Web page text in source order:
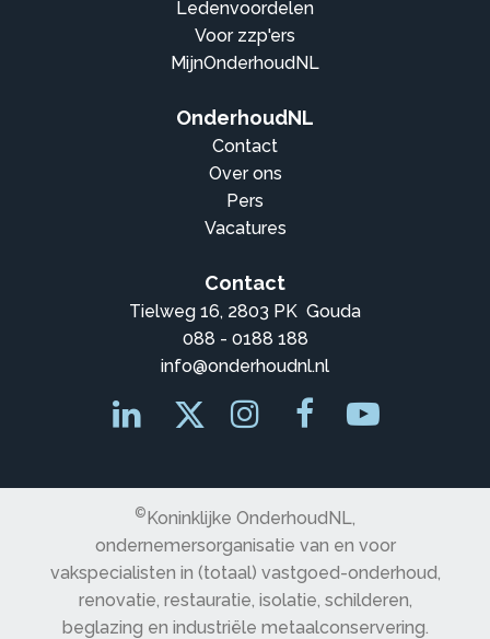
Ledenvoordelen
Voor zzp'ers
MijnOnderhoudNL
OnderhoudNL
Contact
Over ons
Pers
Vacatures
Contact
Tielweg 16, 2803 PK Gouda
088 - 0188 188
info@onderhoudnl.nl
©Koninklijke OnderhoudNL,
ondernemersorganisatie van en voor
vakspecialisten in (totaal) vastgoed-onderhoud,
renovatie, restauratie, isolatie, schilderen,
beglazing en industriële metaalconservering.